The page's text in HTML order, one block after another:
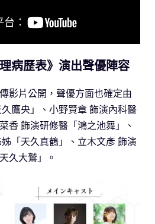
病歷表》演出聲優陣容
影片公開，聲優方面也確定由
鷹央」、小野賢章 飾演內科醫
香 飾演研修醫「鴻之池舞」、
「天久真鶴」、立木文彥 飾演
久大鷲」。